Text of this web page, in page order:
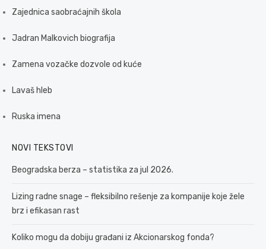
Zajednica saobraćajnih škola
Jadran Malkovich biografija
Zamena vozačke dozvole od kuće
Lavaš hleb
Ruska imena
NOVI TEKSTOVI
Beogradska berza – statistika za jul 2026.
Lizing radne snage – fleksibilno rešenje za kompanije koje žele
brz i efikasan rast
Koliko mogu da dobiju građani iz Akcionarskog fonda?